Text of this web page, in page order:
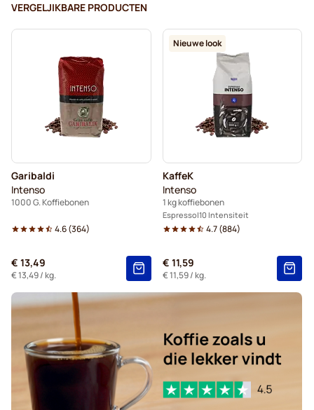
Merrild-koffiebonen Tonino Lamborghini-koffiebonen
Gimoka-koffiebonen Garibaldi-koffiebonen
Koffiebonen Kaffekapslen koffiebonen
Delonghi-espressokoffiebonen
VERGELJIKBARE PRODUCTEN
Garibaldi
Intenso
1000 G. Koffiebonen
4.6(364)
€ 13,49
€ 13,49/ kg.
Nieuwe look
KaffeK
Intenso
1 kg koffiebonen
Espresso 10 Intensiteit
4.7(884)
€ 11,59
€ 11,59/ kg.